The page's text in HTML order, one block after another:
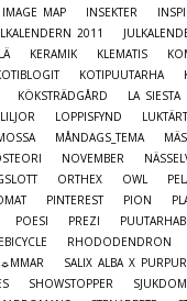
IMAGE MAP INSEKTER
2011
KERAMIK KLEMATIS
KOTIPUUTARHA
KÖKSTRÄDGÅRD LA SIESTA
LILJOR LOPPISFYND
MÅNDAGS_TEMA
NOVEMBER
ORTHEX OWL
PINTEREST PION
POESI PREZI
RHODODENDRON
SALIX ALBA X
SHOWSTOPPER